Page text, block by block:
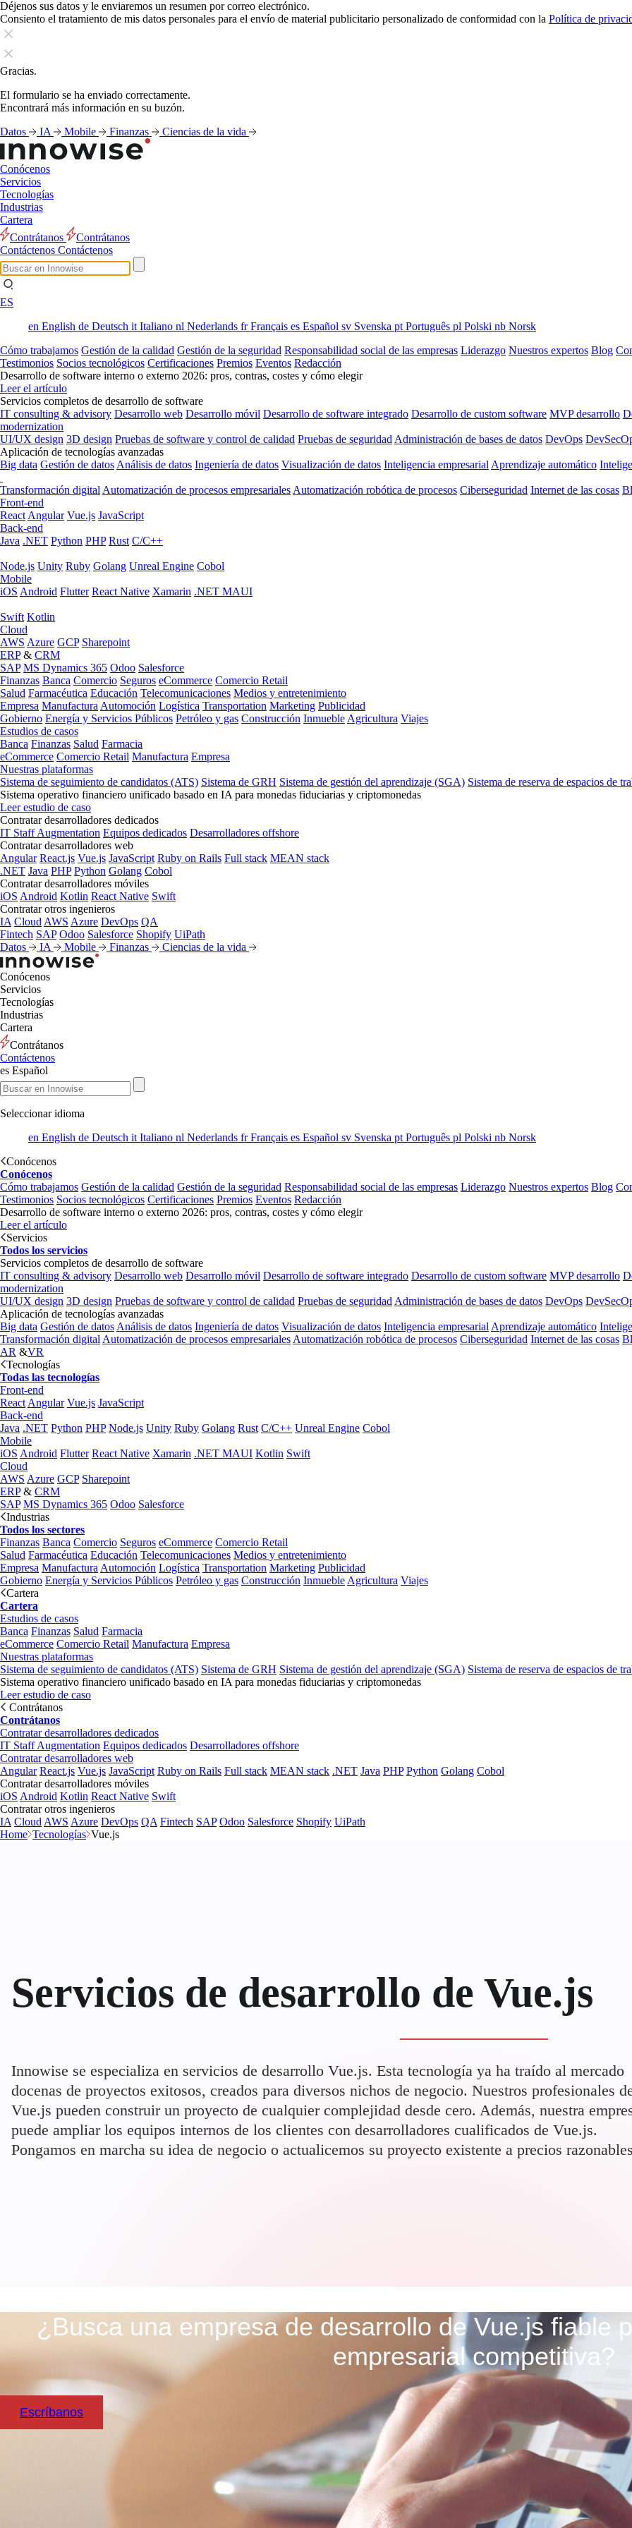
Déjenos sus datos y le enviaremos un resumen por correo electrónico.
Consiento el tratamiento de mis datos personales para el envío de material publicitario personalizado de conformidad con la Política de
Gracias.
El formulario se ha enviado correctamente.
Encontrará más información en su buzón.
Datos
IA Mobile Finanzas Ciencias de la vida
Conócenos
Servicios
Tecnologías
Industrias
Cartera
Contrátanos
Contrátanos
Contáctenos Contáctenos
ES
en English de Deutsch it Italiano nl Nederlands frFrançais es Español sv Svenska pt Português pl Polski nb Norsk
Cómo trabajamos Gestión de la calidad Gestión de la seguridad Responsabilidad social de las empresas Liderazgo Nuestros expertos Blog
Testimonios Socios tecnológicos Certificaciones Premios Eventos Redacción
Desarrollo de software interno o externo 2026: pros, contras, costes y cómo elegir
Leer el artículo
Servicios completos de desarrollo de software
IT consulting & advisory Desarrollo web Desarrollo móvil Desarrollo de software integrado Desarrollo de custom software MVP desarrollo
modernization
UI/UX design 3D design Pruebas de software y control de calidad Pruebas de seguridad Administración de bases de datos DevOps
Aplicación de tecnologías avanzadas
Big data Gestión de datos Análisis de datos Ingeniería de datos Visualización de datos Inteligencia empresarial Aprendizaje automático
Transformación digital Automatización de procesos empresariales Automatización robótica de procesos Ciberseguridad Internet de las cosas
Front-end
React Angular Vue.js JavaScript
Back-end
Java .NET Python PHP Rust C/C++
Node.js Unity Ruby Golang Unreal Engine Cobol
Mobile
iOS Android Flutter React Native Xamarin .NET MAUI
Swift Kotlin
Cloud
AWS Azure GCP Sharepoint
ERP& CRM
SAP MS Dynamics 365 Odoo Salesforce
Finanzas Banca Comercio Seguros eCommerce Comercio Retail
Salud Farmacéutica Educación Telecomunicaciones Medios y entretenimiento
Empresa Manufactura Automoción Logística Transportation Marketing Publicidad
Gobierno Energía y Servicios Públicos Petróleo y gas Construcción Inmueble Agricultura Viajes
Estudios de casos
Banca Finanzas Salud Farmacia
eCommerce Comercio Retail Manufactura Empresa
Nuestras plataformas
Sistema de seguimiento de candidatos (ATS) Sistema de GRH Sistema de gestión del aprendizaje (SGA) Sistema de reserva de espacios de
Sistema operativo financiero unificado basado en IA para monedas fiduciarias y criptomonedas
Leer estudio de caso
Contratar desarrolladores dedicados
IT Staff Augmentation Equipos dedicados Desarrolladores offshore
Contratar desarrolladores web
Angular React.js Vue.js JavaScript Ruby on Rails Full stack MEAN stack
.NET Java PHP Python Golang Cobol
Contratar desarrolladores móviles
iOS Android Kotlin React Native Swift
Contratar otros ingenieros
IA Cloud AWS Azure DevOps QA
Fintech SAP Odoo Salesforce Shopify UiPath
Datos
IA Mobile Finanzas Ciencias de la vida
Conócenos
Servicios
Tecnologías
Industrias
Cartera
Contrátanos
Contáctenos
es Español
Seleccionar idioma
en English de Deutsch it Italiano nl Nederlands frFrançais es Español sv Svenska pt Português pl Polski nb Norsk
Conócenos
Conócenos
Cómo trabajamos Gestión de la calidad Gestión de la seguridad Responsabilidad social de las empresas Liderazgo Nuestros expertos Blog
Testimonios Socios tecnológicos Certificaciones Premios Eventos Redacción
Desarrollo de software interno o externo 2026: pros, contras, costes y cómo elegir
Leer el artículo
Servicios
Todos los servicios
Servicios completos de desarrollo de software
IT consulting & advisory Desarrollo web Desarrollo móvil Desarrollo de software integrado Desarrollo de custom software MVP desarrollo
modernization
UI/UX design 3D design Pruebas de software y control de calidad Pruebas de seguridad Administración de bases de datos DevOps
Aplicación de tecnologías avanzadas
Big data Gestión de datos Análisis de datos Ingeniería de datos Visualización de datos Inteligencia empresarial Aprendizaje automático
Transformación digital Automatización de procesos empresariales Automatización robótica de procesos Ciberseguridad Internet de las cosas
AR &VR
Tecnologías
Todas las tecnologías
Front-end
React Angular Vue.js JavaScript
Back-end
Java .NET Python PHP Node.js Unity Ruby Golang Rust C/C++ Unreal Engine Cobol
Mobile
iOS Android Flutter React Native Xamarin .NET MAUI Kotlin Swift
Cloud
AWS Azure GCP Sharepoint
ERP& CRM
SAP MS Dynamics 365 Odoo Salesforce
Industrias
Todos los sectores
Finanzas Banca Comercio Seguros eCommerce Comercio Retail
Salud Farmacéutica Educación Telecomunicaciones Medios y entretenimiento
Empresa Manufactura Automoción Logística Transportation Marketing Publicidad
Gobierno Energía y Servicios Públicos Petróleo y gas Construcción Inmueble Agricultura Viajes
Cartera
Cartera
Estudios de casos
Banca Finanzas Salud Farmacia
eCommerce Comercio Retail Manufactura Empresa
Nuestras plataformas
Sistema de seguimiento de candidatos (ATS) Sistema de GRH Sistema de gestión del aprendizaje (SGA) Sistema de reserva de espacios de
Sistema operativo financiero unificado basado en IA para monedas fiduciarias y criptomonedas
Leer estudio de caso
Contrátanos
Contrátanos
Contratar desarrolladores dedicados
IT Staff Augmentation Equipos dedicados Desarrolladores offshore
Contratar desarrolladores web
Angular React.js Vue.js JavaScript Ruby on Rails Full stack MEAN stack .NET Java PHP Python Golang Cobol
Contratar desarrolladores móviles
iOS Android Kotlin React Native Swift
Contratar otros ingenieros
IA Cloud AWS Azure DevOps QA Fintech SAP Odoo Salesforce Shopify UiPath
Home Tecnologías Vue.js
Servicios de desarrollo de Vue.js
Innowise se especializa en servicios de desarrollo Vue.js. Esta tecnología ya ha traído al mercado
docenas de proyectos exitosos, creados para diversos nichos de negocio. Nuestros profesionales
Vue.js pueden construir un proyecto de cualquier complejidad desde cero. Además, nuestra
puede ampliar los equipos internos de los clientes con desarrolladores cualificados de Vue.js.
Pongamos en marcha su idea de negocio o actualicemos su proyecto existente a precios
¿Busca una empresa de desarrollo de Vue.js fiable
empresarial competitiva?
Escríbanos